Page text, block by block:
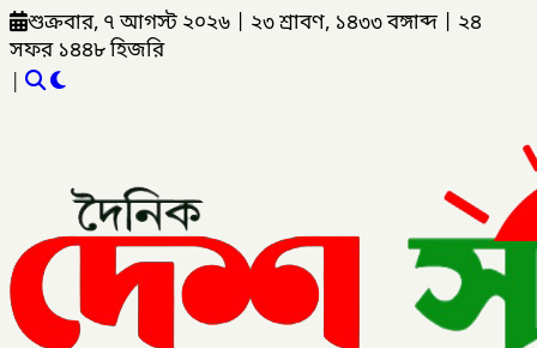
শুক্রবার, ৭ আগস্ট ২০২৬ ২৩ শ্রাবণ, ১৪৩৩ বঙ্গাব্দ
২৪
সফর ১৪৪৮ হিজরি
|